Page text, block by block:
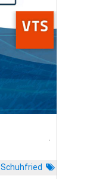
.
Schuhfried